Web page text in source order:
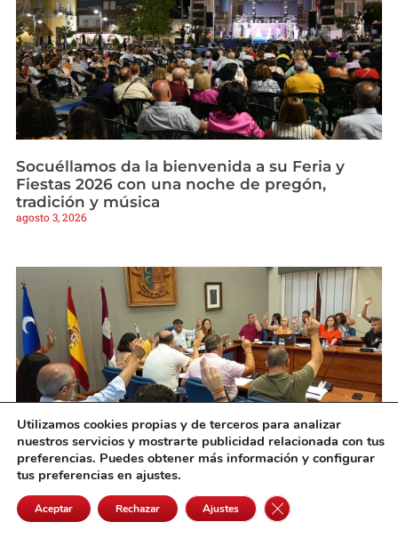
Socuéllamos da la bienvenida a su Feria y
Fiestas 2026 con una noche de pregón,
tradición y música
agosto 3, 2026
El Pleno de Campo de Criptana aprueba los
nuevos planes de emergencia municipales
agosto 3, 2026
Utilizamos cookies propias y de terceros para analizar
nuestros servicios y mostrarte publicidad relacionada con tus
preferencias. Puedes obtener más información y configurar
tus preferencias en ajustes.
Aceptar Rechazar Ajustes Cerrar el banner de